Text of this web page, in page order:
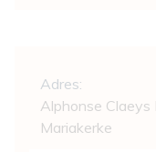
Adres:
Alphonse
Mariakerke